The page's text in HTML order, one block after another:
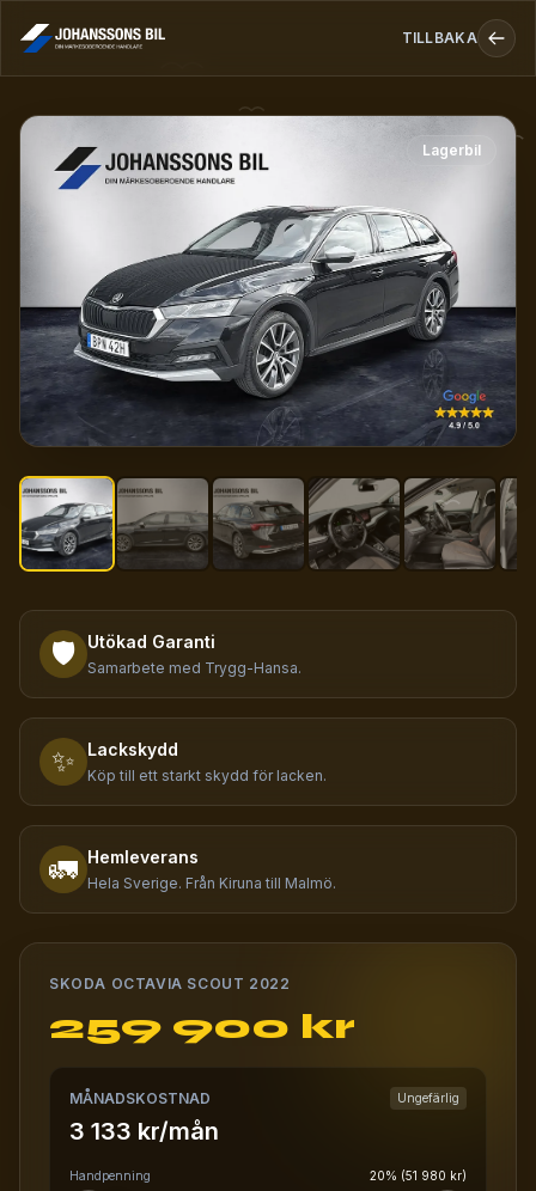
TILLBAKA
Skoda Octavia Scout 2.0 TDI 4x4 Cockpit D-Värmare Drag
Lagerbil
🛡️ Utökad Garanti
Samarbete med Trygg-Hansa.
✨ Lackskydd
Köp till ett starkt skydd för lacken.
🚛 Hemleverans
Hela Sverige. Från Kiruna till Malmö.
SKODA OCTAVIA SCOUT 2022
259 900 kr
MÅNADSKOSTNAD Ungefärlig
3 133 kr/mån
Handpenning 20% (51 980 kr)